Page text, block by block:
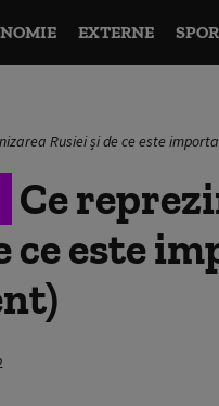
EXTERNE
Rusiei și de ce este
Ce
ce este